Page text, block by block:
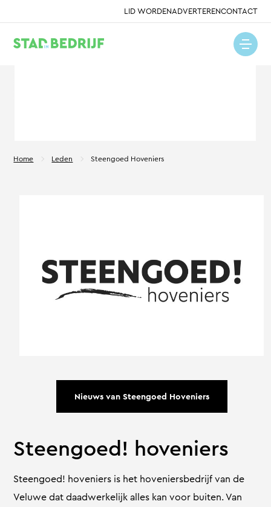
LID WORDENADVERTERENCONTACT
Home Leden Steengoed Hoveniers
Steengoed! hoveniers
Steengoed! hoveniers is het hoveniersbedrijf van de
Veluwe dat daadwerkelijk alles kan voor buiten. Van
Nieuws van Steengoed Hoveniers